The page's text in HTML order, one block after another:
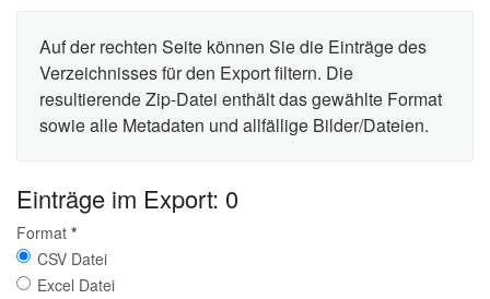
Auf der rechten Seite können Sie die Einträge des
Verzeichnisses für den Export filtern. Die
resultierende Zip-Datei enthält das gewählte Format
sowie alle Metadaten und allfällige Bilder/Dateien.
Einträge im Export: 0
Format *
CSV Datei
Excel Datei